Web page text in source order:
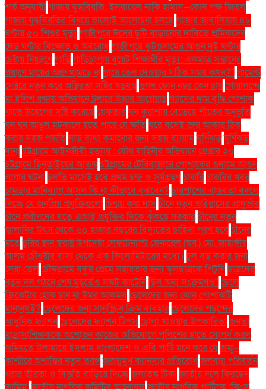
শর্ত অনুযায়ীগাজায় যুদ্ধবিরতি: ইসরায়েল নাকি হামাস—কোন পক্ষ জিতল
গাজায় যুদ্ধবিরতির বিষয়ে ভালোই আলোচনা চলছেগাজার জাবালিয়ায় ৪৮
ঘণ্টায় ৫০ শিশুর মৃত্যুগাজীপুরে ঈদের ছুটি বাড়ানোর দাবিতে শ্রমিকদের
দেড় ঘণ্টার বিক্ষোভ ও অবরোধগাজীপুরে ঝুটগুদামের আগুন দুই ঘণ্টার
চেষ্টায় নিয়ন্ত্রণেগাড়িগাড়িচাপায় বুয়েট শিক্ষার্থীর মৃত্যু: একমাত্র সন্তানের
প্রয়াণে মায়ের অশ্রু থামছে নাগায়ে তেল দেওয়ার সঠিক সময় কখন?" গার্মেন্ট
সেক্টরে নতুন করে অস্থিরতা সৃষ্টির ষড়যন্ত্রগুগল ফোন নম্বর কেন চায়গোয়ালন্দে
মা ইলিশ রক্ষায় অভিযানে ট্রলারে উদ্ধার আগ্নেয়াস্ত্রগ্যাসের দাম বৃদ্ধি পোশাক
খাতে উদ্বেগের সৃষ্টি করেছেগ্রেফতারঘন কুয়াশায় বেড়েছে শীতের অনুভূতি
ঘন ঘন আঙুল মটকালে হতে পারে যে ক্ষতিঘরে বসেই ভ্রুর আকার ঠিক
করার সহজ পদ্ধতিঘাড় ব্যথা কমানোর জন্য সহজ ব্যায়ামঘূর্ণিঝড়ঘূর্ণিঝড়
দানাচট্টগ্রামে আইনজীবী হত্যায় : যৌথ বাহিনীর অভিযানে গ্রেপ্তার ২০
চট্টগ্রামে ছিনতাইয়ের আতঙ্কচট্টগ্রামের টেরিবাজারে পোশাকের গুদামে আগুন
লাগার ঘটনাচলতি মাসেই হবে প্রথম চন্দ্র ও সূর্যগ্রহণচাকরিচাকরির খবর
চামড়ার মানিব্যাগ আসল কি না কীভাবে বুঝবেন? চারপাশের বাস্তবতা বদলে
দিচ্ছে যে জনপ্রিয় প্রযুক্তিগুলোচিন্ময় কৃষ্ণ দাসচীনে নতুন ভাইরাসের প্রাদুর্ভাব
চীনে প্রবীণদের যত্নে এআই প্রযুক্তির দিকে ঝুঁকছে সরকারচীনের নতুন
জ্বালানির উৎস থেকে ৬০ হাজার বছরের বিদ্যুতের চাহিদা পূরণ হবেচীনের
মতেচুরির স্থান স্বরাষ্ট্র উপদেষ্টা লেফটেন্যান্ট জেনারেল (অব.) মো. জাহাঙ্গীর
আলম চৌধুরীর বাসা থেকে এক কিলোমিটারের মধ্যে। চুল বড় করার জন্য
সেরা তেলচৌদ্দগ্রামে বন্ধুর প্রেমে সহায়তার জন্য স্কুলছাত্রকে পিটুনিছাত্রদের
নতুন দল গঠনে শেষ মুহূর্তেও সঙ্কট কাটেনিছিল অন্য সংক্রমণও" ছেলে
ক্রিকেটার হোক চান না উমর আকমলছেলেদের জন্য কোন পোশাকটি
মানানসই? ছেলেদের জন্য সানস্ক্রিন ক্রিম ব্যবহারছেলেদের পছন্দের
আধুনিক ফ্যাশনছেলেদের ফ্যাশন টিপসছোলা খাওয়ার উপকারিতাজনতা
মাদ্রাসাশিক্ষককে অশোভন কাজের অভিযোগে পুলিশের হাতে সোপর্দ করল
জমিয়তে উলামায়ে ইসলাম বাংলাদেশ ও এবি পার্টি মনে করে যেজম্মু–
কাশ্মীরে অশান্তির নতুন তরঙ্গজরায়ুমুখ ক্যানসার প্রতিরোধজলবায়ু পরিবর্তন
খরার তীব্রতা ও বিস্তৃতি বাড়িয়ে দিচ্ছেজলাতঙ্ক টিকাজাতীয় দলে ফিরছেন